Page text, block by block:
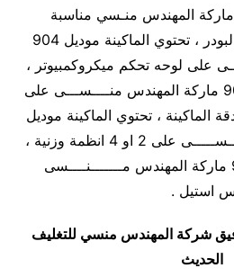
هذه الماكينة موديل 904 ماركة المهندس منـسي مناسبة
للتعبئة الوزنية للحبوب والبودر ، تحتوي الماكينة موديل 904
على لوحه تحكم ميكروكمبيوتر ،
تحتوى ماكيناتنا موديل 904 ماركة المهندس منــــســـى على
الماكينة ، تحتوي الماكينة موديل
904 ماركة المهندس منـــســـــى على 2 او 4 انظمة وزنية ،
تتميز الماكينة موديل 904 ماركة المهندس مـــــــنــــسى
استيل .
شركة المهندس منسي للتغليف
الحديث